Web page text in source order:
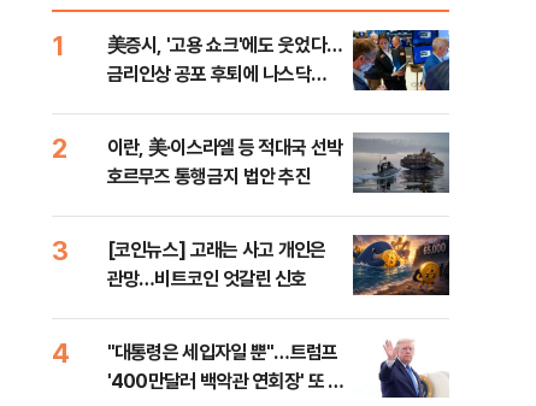
1
美증시, '고용 쇼크'에도 웃었다…
금리인상 공포 후퇴에 나스닥
2
이란, 美·이스라엘 등 적대국 선박
호르무즈 통행금지 법안 추진
3
[코인뉴스] 고래는 사고 개인은
관망…비트코인 엇갈린 신호
4
"대통령은 세입자일 뿐"…트럼프
'400만달러 백악관 연회장' 또 멈